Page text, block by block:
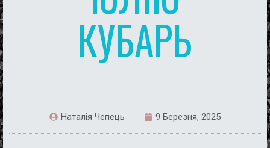
КУБАРЬ
Наталія Чепець 9 Березня, 2025